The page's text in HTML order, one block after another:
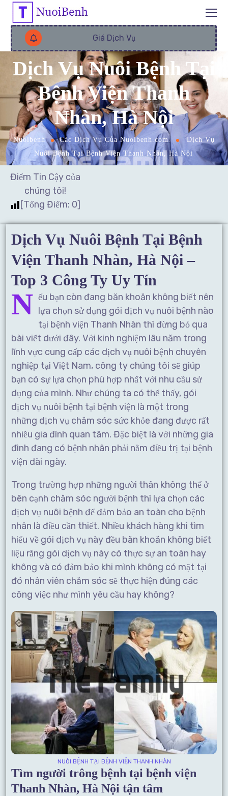
Giá Dịch Vụ
Dịch Vụ Nuôi Bệnh Tại
Bệnh Viện Thanh
Nhàn, Hà Nội
Nuoibenh Các Dịch Vụ Của Nuoibenh.com
Dịch Vụ
Nuôi Bệnh Tại Bệnh Viện Thanh Nhàn, Hà Nội
Điểm Tin Cậy của
chúng tôi!
[Tổng Điểm: 0]
Dịch Vụ Nuôi Bệnh Tại Bệnh
Viện Thanh Nhàn, Hà Nội –
Top 3 Công Ty Uy Tín
N ếu bạn còn đang băn khoăn không biết nên
lựa chọn sử dụng gói dịch vụ nuôi bệnh nào
tại bệnh viện Thanh Nhàn thì đừng bỏ qua
bài viết dưới đây. Với kinh nghiệm lâu năm trong
lĩnh vực cung cấp các dịch vụ nuôi bệnh chuyên
nghiệp tại Việt Nam, công ty chúng tôi sẽ giúp
bạn có sự lựa chọn phù hợp nhất với nhu cầu sử
dụng của mình. Như chúng ta có thể thấy, gói
dịch vụ nuôi bệnh tại bệnh viện là một trong
những dịch vụ chăm sóc sức khỏe đang được rất
nhiều gia đình quan tâm. Đặc biệt là với những gia
đình đang có bệnh nhân phải nằm điều trị tại bệnh
viện dài ngày.
Trong trường hợp những người thân không thể ở
bên cạnh chăm sóc người bệnh thì lựa chọn các
dịch vụ nuôi bệnh để đảm bảo an toàn cho bệnh
nhân là điều cần thiết. Nhiều khách hàng khi tìm
hiểu về gói dịch vụ này đều băn khoăn không biết
liệu rằng gói dịch vụ này có thực sự an toàn hay
không và có đảm bảo khi mình không có mặt tại
đó nhân viên chăm sóc sẽ thực hiện đúng các
công việc như mình yêu cầu hay không?
NUÔI BỆNH TẠI BỆNH VIỆN THANH NHÀN
Tìm người trông bệnh tại bệnh viện
Thanh Nhàn, Hà Nội tận tâm